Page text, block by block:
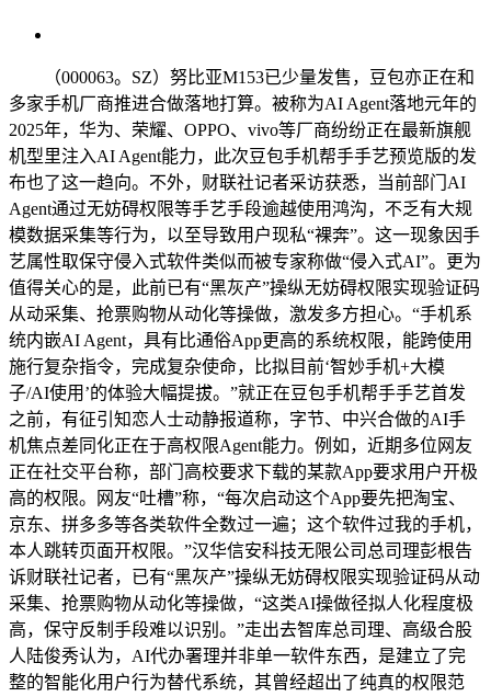
（000063。SZ）努比亚M153已少量发售，豆包亦正在和
多家手机厂商推进合做落地打算。被称为AI Agent落地元年的
2025年，华为、荣耀、OPPO、vivo等厂商纷纷正在最新旗舰
机型里注入AI Agent能力，此次豆包手机帮手手艺预览版的发
布也了这一趋向。不外，财联社记者采访获悉，当前部门AI
Agent通过无妨碍权限等手艺手段逾越使用鸿沟，不乏有大规
模数据采集等行为，以至导致用户现私“裸奔”。这一现象因手
艺属性取保守侵入式软件类似而被专家称做“侵入式AI”。更为
值得关心的是，此前已有“黑灰产”操纵无妨碍权限实现验证码
从动采集、抢票购物从动化等操做，激发多方担心。“手机系
统内嵌AI Agent，具有比通俗App更高的系统权限，能跨使用
施行复杂指令，完成复杂使命，比拟目前‘智妙手机+大模
子/AI使用’的体验大幅提拔。”就正在豆包手机帮手手艺首发
之前，有征引知恋人士动静报道称，字节、中兴合做的AI手
机焦点差同化正在于高权限Agent能力。例如，近期多位网友
正在社交平台称，部门高校要求下载的某款App要求用户开极
高的权限。网友“吐槽”称，“每次启动这个App要先把淘宝、
京东、拼多多等各类软件全数过一遍；这个软件过我的手机，
本人跳转页面开权限。”汉华信安科技无限公司总司理彭根告
诉财联社记者，已有“黑灰产”操纵无妨碍权限实现验证码从动
采集、抢票购物从动化等操做，“这类AI操做径拟人化程度极
高，保守反制手段难以识别。”走出去智库总司理、高级合股
人陆俊秀认为，AI代办署理并非单一软件东西，是建立了完
整的智能化用户行为替代系统，其曾经超出了纯真的权限范